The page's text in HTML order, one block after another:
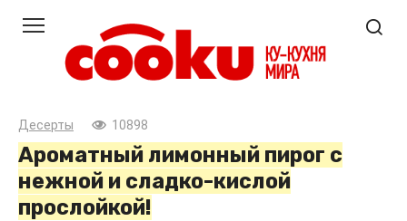
контенту
Десерты 10898
Ароматный лимонный пирог с
нежной и сладко-кислой
прослойкой!